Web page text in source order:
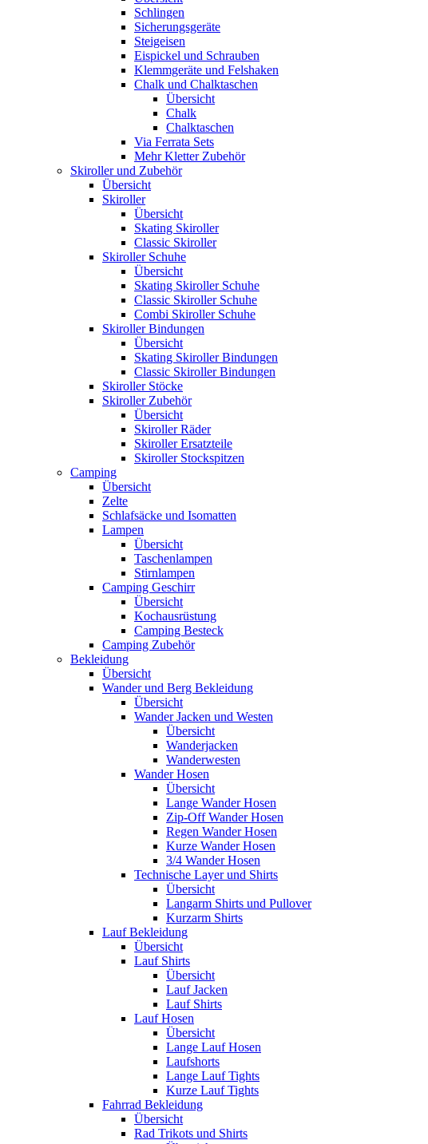
Schlingen
Sicherungsgeräte
Steigeisen
Eispickel und Schrauben
Klemmgeräte und Felshaken
Chalk und Chalktaschen
Übersicht
Chalk
Chalktaschen
Via Ferrata Sets
Mehr Kletter Zubehör
Skiroller und Zubehör
Übersicht
Skiroller
Übersicht
Skating Skiroller
Classic Skiroller
Skiroller Schuhe
Übersicht
Skating Skiroller Schuhe
Classic Skiroller Schuhe
Combi Skiroller Schuhe
Skiroller Bindungen
Übersicht
Skating Skiroller Bindungen
Classic Skiroller Bindungen
Skiroller Stöcke
Skiroller Zubehör
Übersicht
Skiroller Räder
Skiroller Ersatzteile
Skiroller Stockspitzen
Camping
Übersicht
Zelte
Schlafsäcke und Isomatten
Lampen
Übersicht
Taschenlampen
Stirnlampen
Camping Geschirr
Übersicht
Kochausrüstung
Camping Besteck
Camping Zubehör
Bekleidung
Übersicht
Wander und Berg Bekleidung
Übersicht
Wander Jacken und Westen
Übersicht
Wanderjacken
Wanderwesten
Wander Hosen
Übersicht
Lange Wander Hosen
Zip-Off Wander Hosen
Regen Wander Hosen
Kurze Wander Hosen
3/4 Wander Hosen
Technische Layer und Shirts
Übersicht
Langarm Shirts und Pullover
Kurzarm Shirts
Lauf Bekleidung
Übersicht
Lauf Shirts
Übersicht
Lauf Jacken
Lauf Shirts
Lauf Hosen
Übersicht
Lange Lauf Hosen
Laufshorts
Lange Lauf Tights
Kurze Lauf Tights
Fahrrad Bekleidung
Übersicht
Rad Trikots und Shirts